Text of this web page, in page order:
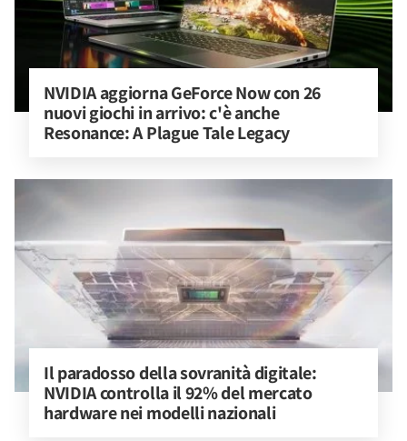
NVIDIA aggiorna GeForce Now con 26
nuovi giochi in arrivo: c'è anche
Resonance: A Plague Tale Legacy
Il paradosso della sovranità digitale:
NVIDIA controlla il 92% del mercato
hardware nei modelli nazionali